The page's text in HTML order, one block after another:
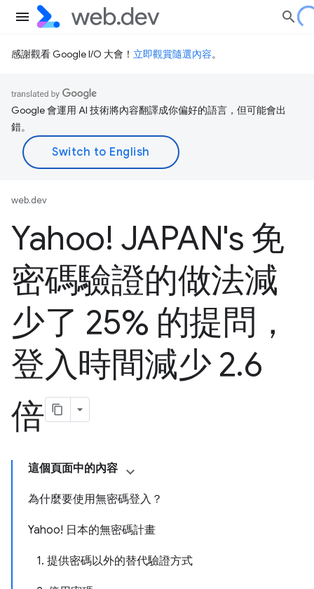
感謝觀看 Google I/O 大會！ 立即觀賞隨選內容。
Google 會運用 AI 技術將內容翻譯成你偏好的語言，但可能會出
錯。
web.dev
Yahoo! JAPAN's 免
密碼驗證的做法減
少了 25% 的提問，
登入時間減少 2.6
倍
這個頁面中的內容
為什麼要使用無密碼登入？
Yahoo! 日本的無密碼計畫
1. 提供密碼以外的替代驗證方式